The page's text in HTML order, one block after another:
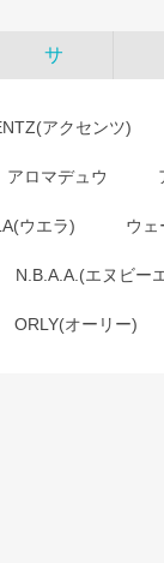
サ
アクセンツ)
アロマデュウ
ウエラ) ウェ
N.B.A.A.(エヌビー
ORLY(オーリー)